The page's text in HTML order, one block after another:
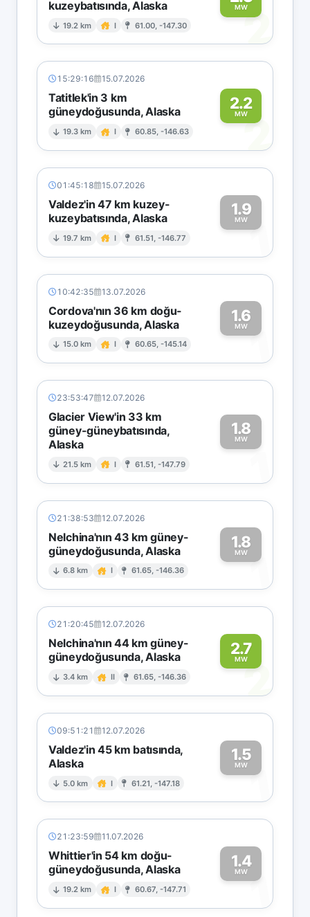
kuzeybatısında, Alaska
19.2 km I 61.00, -147.30
MW2
15:29:16 15.07.2026
Tatitlek'in 3 km
güneydoğusunda, Alaska
19.3 km I 60.85, -146.63
2.2
MW2
01:45:18 15.07.2026
Valdez'in 47 km kuzey-
kuzeybatısında, Alaska
19.7 km I 61.51, -146.77
1.9
MW1
10:42:35 13.07.2026
Cordova'nın 36 km doğu-
kuzeydoğusunda, Alaska
15.0 km I 60.65, -145.14
1.6
MW1
23:53:47 12.07.2026
Glacier View'in 33 km
güney-güneybatısında,
Alaska
21.5 km I 61.51, -147.79
1.8
MW
1
21:38:53 12.07.2026
Nelchina'nın 43 km güney-
güneydoğusunda, Alaska
6.8 km I 61.65, -146.36
1.8
MW1
21:20:45 12.07.2026
Nelchina'nın 44 km güney-
güneydoğusunda, Alaska
3.4 km II 61.65, -146.36
2.7
MW2
09:51:21 12.07.2026
Valdez'in 45 km batısında,
Alaska
5.0 km I 61.21, -147.18
1.5
MW1
21:23:59 11.07.2026
Whittier'in 54 km doğu-
güneydoğusunda, Alaska
19.2 km I 60.67, -147.71
1.4
MW1